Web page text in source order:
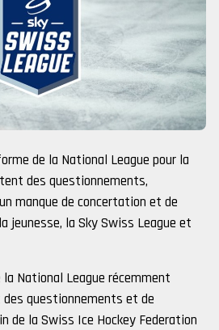
de la National League pour la
des questionnements,
manque de concertation et de
jeunesse, la Sky Swiss League et
National League récemment
questionnements et de
de la Swiss Ice Hockey Federation